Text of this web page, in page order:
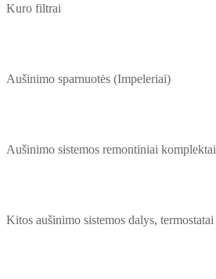
Kuro filtrai
Aušinimo sparnuotės (Impeleriai)
Aušinimo sistemos remontiniai komplektai
Kitos aušinimo sistemos dalys, termostatai